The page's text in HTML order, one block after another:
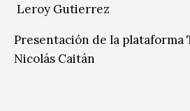
Leroy Gutierrez
Presentación de la plataforma
Nicolás Caitán